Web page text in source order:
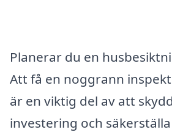
Planerar du en
Att få en noggrann
är en viktig del av att
investering och